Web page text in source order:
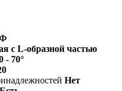
с L-образной частью
- 70°
Нет